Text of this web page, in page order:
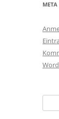
META
nach: